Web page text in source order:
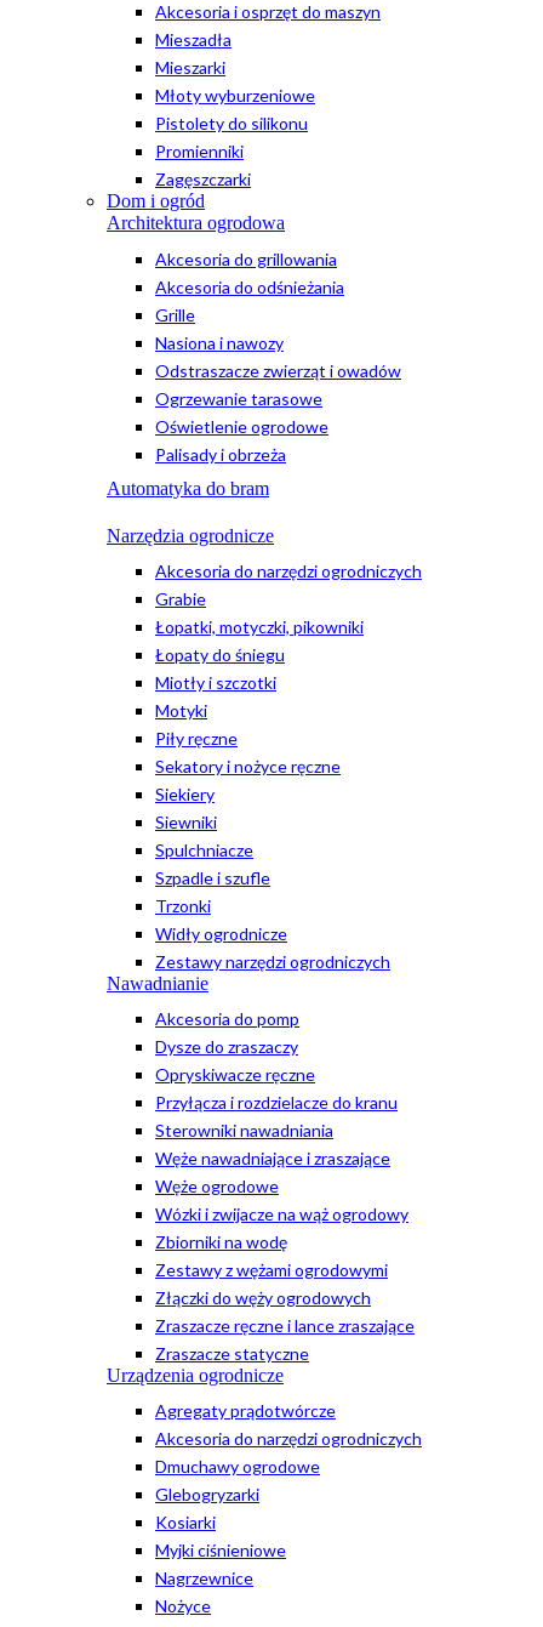
Akcesoria i osprzęt do maszyn
Mieszadła
Mieszarki
Młoty wyburzeniowe
Pistolety do silikonu
Promienniki
Zagęszczarki
Dom i ogród
Architektura ogrodowa
Akcesoria do grillowania
Akcesoria do odśnieżania
Grille
Nasiona i nawozy
Odstraszacze zwierząt i owadów
Ogrzewanie tarasowe
Oświetlenie ogrodowe
Palisady i obrzeża
Automatyka do bram
Narzędzia ogrodnicze
Akcesoria do narzędzi ogrodniczych
Grabie
Łopatki, motyczki, pikowniki
Łopaty do śniegu
Miotły i szczotki
Motyki
Piły ręczne
Sekatory i nożyce ręczne
Siekiery
Siewniki
Spulchniacze
Szpadle i szufle
Trzonki
Widły ogrodnicze
Zestawy narzędzi ogrodniczych
Nawadnianie
Akcesoria do pomp
Dysze do zraszaczy
Opryskiwacze ręczne
Przyłącza i rozdzielacze do kranu
Sterowniki nawadniania
Węże nawadniające i zraszające
Węże ogrodowe
Wózki i zwijacze na wąż ogrodowy
Zbiorniki na wodę
Zestawy z wężami ogrodowymi
Złączki do węży ogrodowych
Zraszacze ręczne i lance zraszające
Zraszacze statyczne
Urządzenia ogrodnicze
Agregaty prądotwórcze
Akcesoria do narzędzi ogrodniczych
Dmuchawy ogrodowe
Glebogryzarki
Kosiarki
Myjki ciśnieniowe
Nagrzewnice
Nożyce